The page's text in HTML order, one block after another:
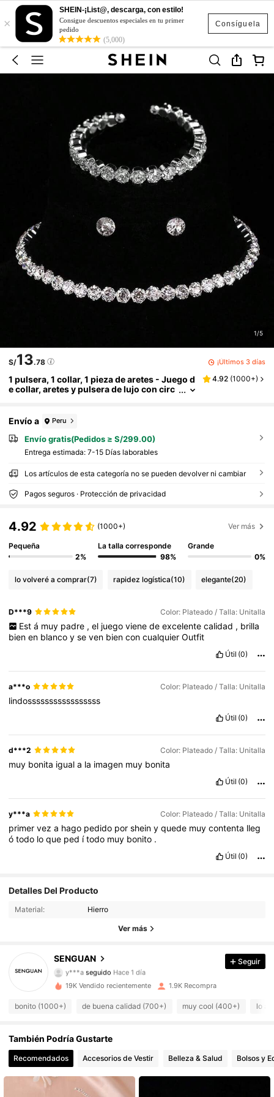
Consíguela
×
SHEIN-¡List@, descarga, con estilo!
Consigue descuentos especiales en tu primer
pedido
(5,000)
1/5
S/13.78 ¡Últimos 3 días
1 pulsera, 1 collar, 1 pieza de aretes - Juego d
e collar, aretes y pulsera de lujo con circ
4.92 (1000+)
Envío a Peru
Envío gratis(Pedidos ≥ S/299.00)
Entrega estimada: 7-15 Días laborables
Los artículos de esta categoría no se pueden devolver ni cambiar
Pagos seguros · Protección de privacidad
4.92 (1000+) Ver más
Pequeña
2%
La talla corresponde
98%
Grande
0%
lo volveré a comprar(7) rapidez logística(10) elegante(20)
D***9 Color: Plateado / Talla: Unitalla
Est á muy padre , el juego viene de excelente calidad , brilla
bienen blancoyseven bienconcualquierOutfit
Útil (0)
a***o Color: Plateado / Talla: Unitalla
lindosssssssssssssssss
Útil (0)
d***2 Color: Plateado / Talla: Unitalla
muy bonita iguala la imagen muy bonita
Útil (0)
y***a Color: Plateado / Talla: Unitalla
primerveza hago pedido porsheinyquede muycontenta lleg
ótodo loque ped ítodo muy bonito .
Útil (0)
Detalles Del Producto
Material: Hierro
Ver más
SENGUAN
4.90 556 Seguidores
556 Seguidores
4.90
y***a seguido Hace 1 día
4.90
556 Seguidores
4.90 556 Seguidores
4.90
556 Seguidores
Seguir
19K Vendido recientemente 1.9K Recompra
bonito (1000+) de buena calidad (700+) muy cool (400+) lo
También Podría Gustarte
Recomendados Accesorios de Vestir Belleza & Salud Bolsos y